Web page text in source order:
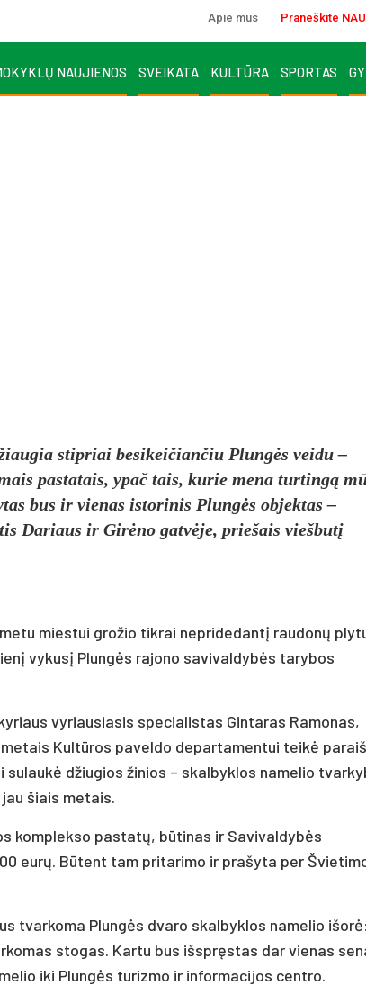
Apie mus Praneškite
NAUJIENOS SVEIKATA KULTŪRA SPORTAS
stipriai besikeičiančiu Plungės veidu –
pastatais, ypač tais, kurie mena turtingą
bus ir vienas istorinis Plungės objektas –
Dariaus ir Girėno gatvėje, priešais viešbutį
miestui grožio tikrai nepridedantį raudonų
vykusį Plungės rajono savivaldybės tarybos
vyriausiasis specialistas Gintaras Ramonas,
Kultūros paveldo departamentui teikė
džiugios žinios – skalbyklos namelio
šiais metais.
komplekso pastatų, būtinas ir Savivaldybės
eurų. Būtent tam pritarimo ir prašyta per
tvarkoma Plungės dvaro skalbyklos namelio išorė:
stogas. Kartu bus išspręstas dar vienas
iki Plungės turizmo ir informacijos centro.